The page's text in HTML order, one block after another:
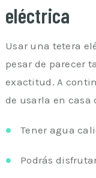
eléctrica
Usar una tetera
pesar de parecer
exactitud. A
de usarla en casa
Tener agua
Podrás